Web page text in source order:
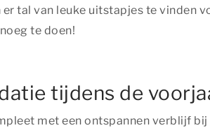
tal van leuke uitstapjes te vinden
te doen!
tijdens de
met een ontspannen verblijf